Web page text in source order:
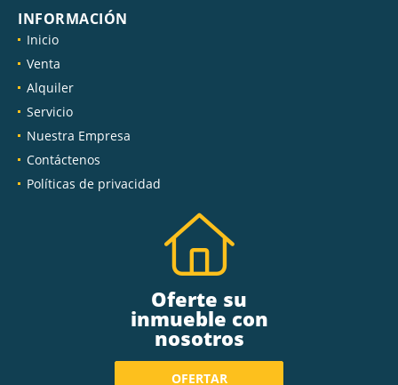
INFORMACIÓN
Inicio
Venta
Alquiler
Servicio
Nuestra Empresa
Contáctenos
Políticas de privacidad
Oferte su
inmueble con
nosotros
OFERTAR